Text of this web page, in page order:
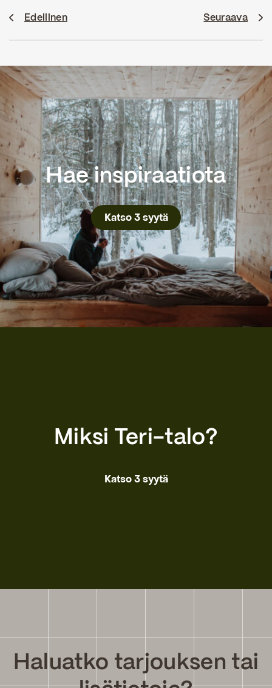
Edellinen Seuraava
Hae inspiraatiota
Katso 3 syytä
Miksi Teri-talo?
Katso 3 syytä
Haluatko tarjouksen tai